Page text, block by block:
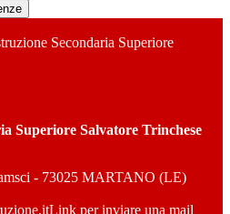
Secondaria Superiore
Superiore Salvatore Trinchese
- 73025 MARTANO (LE)
Link per inviare una mail